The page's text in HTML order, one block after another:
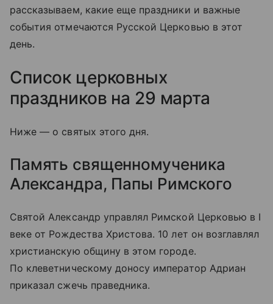
рассказываем, какие еще праздники и важные
события отмечаются Русской Церковью в этот
день.
Список церковных
праздников на 29 марта
Ниже — о святых этого дня.
Память священномученика
Александра, Папы Римского
Святой Александр управлял Римской Церковью в I
веке от Рождества Христова. 10 лет он возглавлял
христианскую общину в этом городе.
По клеветническому доносу император Адриан
приказал сжечь праведника.